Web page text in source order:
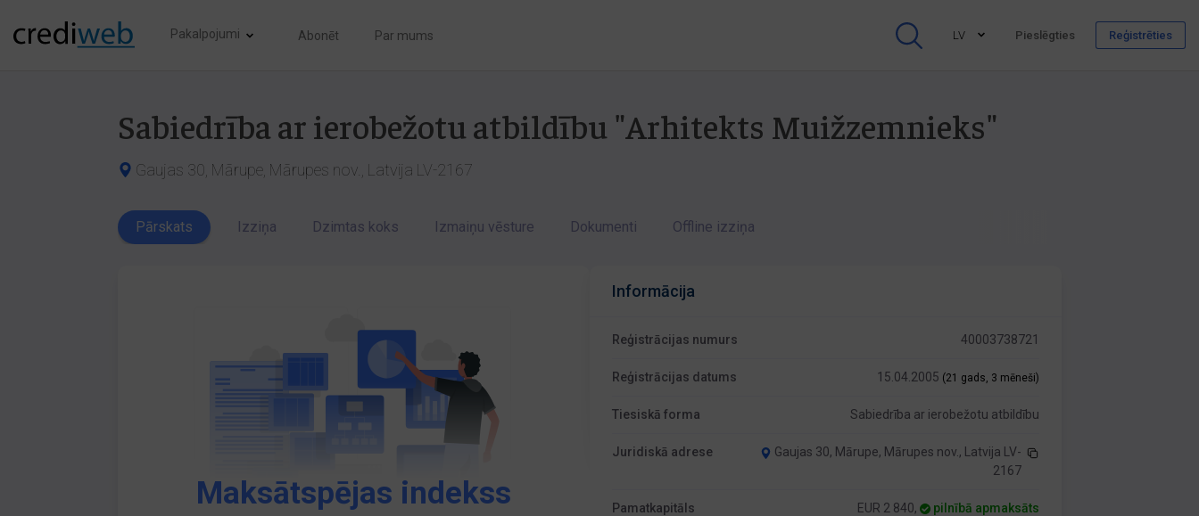
Pakalpojumi Abonēt Par mums LV Pieslēgties Reģistrēties
Sabiedrība ar ierobežotu atbildību "Arhitekts Muižzemnieks"
Gaujas 30, Mārupe, Mārupes nov., Latvija LV-2167
Pārskats Izziņa Dzimtas koks Izmaiņu vēsture Dokumenti Offline izziņa
Maksātspējas indekss
Informācija
Reģistrācijas numurs 40003738721
Reģistrācijas datums 15.04.2005 (21 gads, 3 mēneši)
Tiesiskā forma Sabiedrība ar ierobežotu atbildību
Juridiskā adrese
Gaujas 30, Mārupe, Mārupes nov., Latvija LV-
2167
Pamatkapitāls EUR 2 840, pilnībā apmaksāts